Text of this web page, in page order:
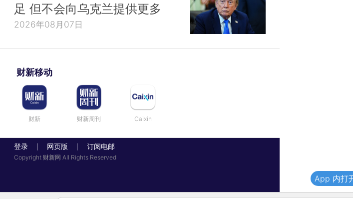
足 但不会向乌克兰提供更多
2026年08月07日
财新移动
财新 财新周刊 Caixin
登录 网页版 订阅电邮
Copyright 财新网 All Rights Reserved
App 内打